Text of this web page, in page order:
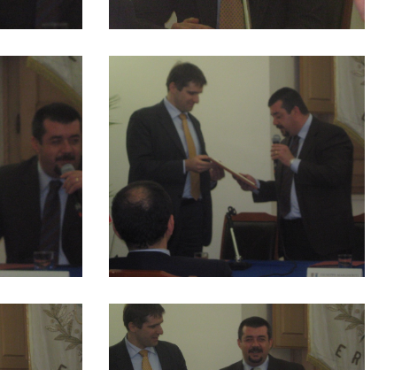
Visita ambasciatore di Serbia
Visita ambasciatore di Serbia